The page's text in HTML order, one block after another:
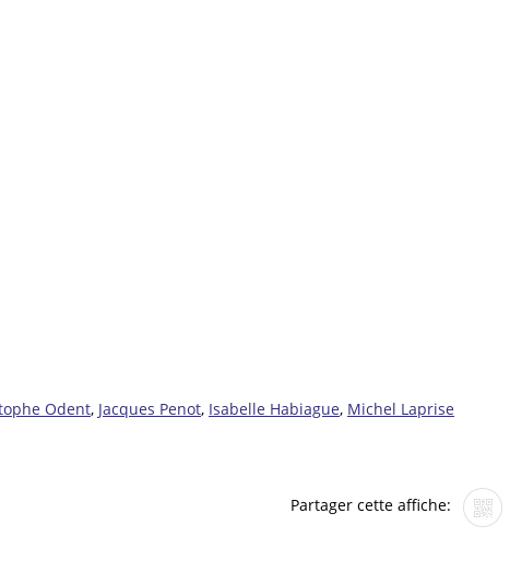
Odent, Jacques Penot, Isabelle Habiague, Michel Laprise
Partager cette affiche: